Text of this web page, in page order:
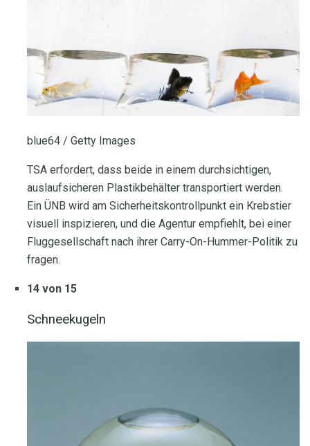
blue64 / Getty Images
TSA erfordert, dass beide in einem durchsichtigen,
auslaufsicheren Plastikbehälter transportiert werden.
Ein ÜNB wird am Sicherheitskontrollpunkt ein Krebstier
visuell inspizieren, und die Agentur empfiehlt, bei einer
Fluggesellschaft nach ihrer Carry-On-Hummer-Politik zu
fragen.
14 von 15
Schneekugeln